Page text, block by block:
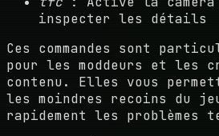
inspecter les détails
Ces commandes sont
pour les moddeurs et les
contenu. Elles vous
les moindres recoins du
rapidement les problèmes